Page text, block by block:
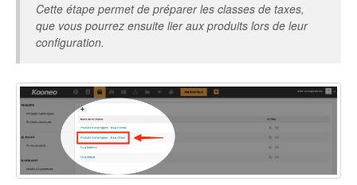
Cette étape permet de préparer les classes de taxes,
que vous pourrez ensuite lier aux produits lors de leur
configuration.